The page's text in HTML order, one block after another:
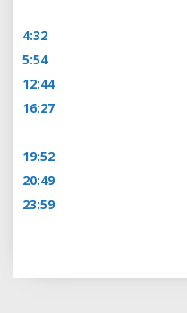
4:32
5:54
12:44
16:27
19:52
20:49
23:59